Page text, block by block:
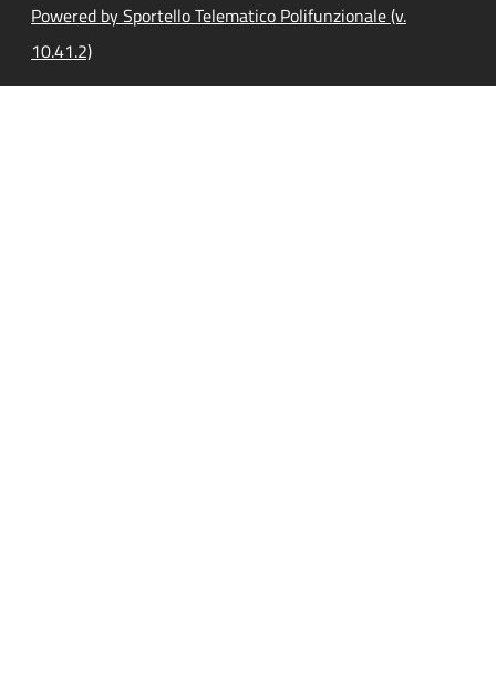
Powered by Sportello Telematico Polifunzionale (v.
10.41.2)